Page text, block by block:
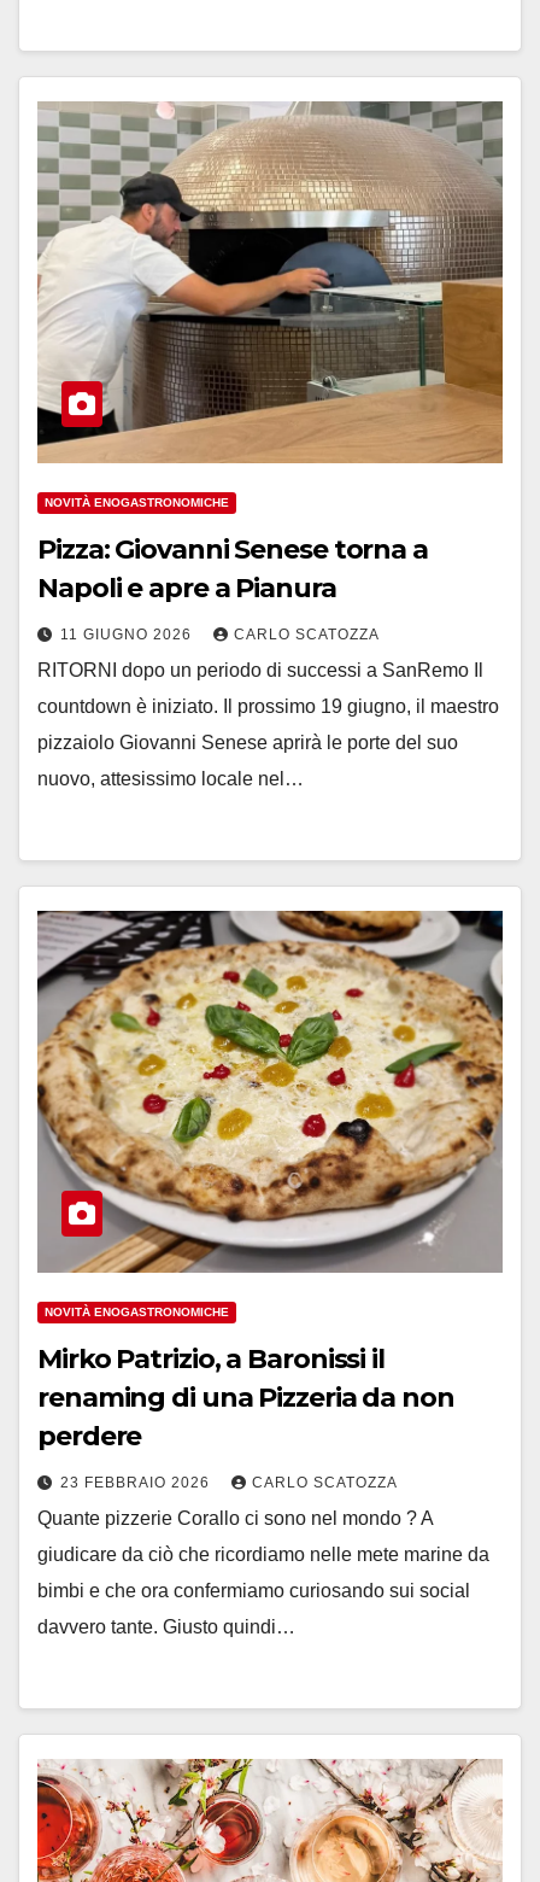
NOVITÀ ENOGASTRONOMICHE
Pizza: Giovanni Senese torna a
Napoli e apre a Pianura
11 GIUGNO 2026 CARLO SCATOZZA
RITORNI dopo un periodo di successi a SanRemo Il
countdown è iniziato. Il prossimo 19 giugno, il maestro
pizzaiolo Giovanni Senese aprirà le porte del suo
nuovo, attesissimo locale nel…
NOVITÀ ENOGASTRONOMICHE
Mirko Patrizio, a Baronissi il
renaming di una Pizzeria da non
perdere
23 FEBBRAIO 2026 CARLO SCATOZZA
Quante pizzerie Corallo ci sono nel mondo ? A
giudicare da ciò che ricordiamo nelle mete marine da
bimbi e che ora confermiamo curiosando sui social
davvero tante. Giusto quindi…